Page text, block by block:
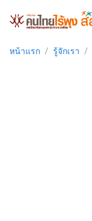
หน้าแรก / รู้จักเรา /